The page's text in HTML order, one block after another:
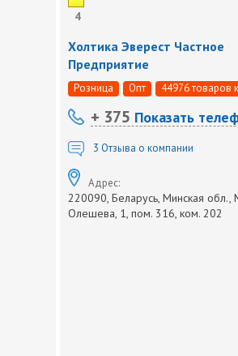
4
Холтика Эверест Частное
Предприятие
Розница Опт 44976 товаров
+ 375 Показать
3 Отзыва о компании
Адрес:
220090, Беларусь, Минская обл.,
Олешева, 1, пом. 316, ком. 202